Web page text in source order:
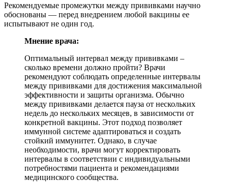
Рекомендуемые промежутки между прививками научно
обоснованы — перед внедрением любой вакцины ее
испытывают не один год.
Мнение врача:
Оптимальный интервал между прививками –
сколько времени должно пройти? Врачи
рекомендуют соблюдать определенные интервалы
между прививками для достижения максимальной
эффективности и защиты организма. Обычно
между прививками делается пауза от нескольких
недель до нескольких месяцев, в зависимости от
конкретной вакцины. Этот подход позволяет
иммунной системе адаптироваться и создать
стойкий иммунитет. Однако, в случае
необходимости, врачи могут корректировать
интервалы в соответствии с индивидуальными
потребностями пациента и рекомендациями
медицинского сообщества.